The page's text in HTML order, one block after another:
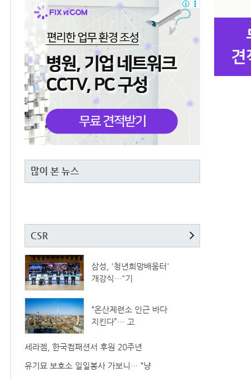
많이 본 뉴스
CSR
삼성, '청년희망배움터'
개강식…"기
“온산제련소 인근 바다
지킨다”… 고
세라젬, 한국컴패션서 후원 20주년
유기묘 보호소 일일봉사 가보니… “냥